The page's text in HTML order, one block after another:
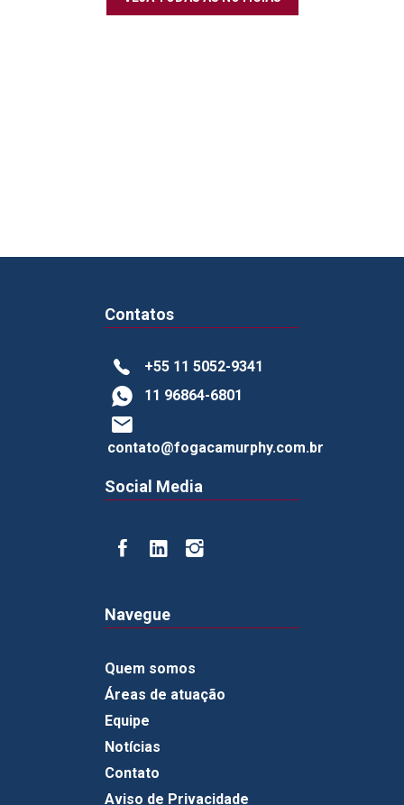
Contatos
+55 11 5052-9341
11 96864-6801
contato@fogacamurphy.com.br
Social Media
Navegue
Quem somos
Áreas de atuação
Equipe
Notícias
Contato
Aviso de Privacidade